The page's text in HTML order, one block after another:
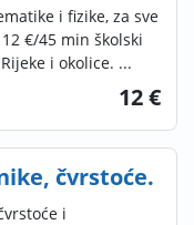
i fizike, za sve
€/45 min školski
i okolice. ...
12 €
čvrstoće.
i